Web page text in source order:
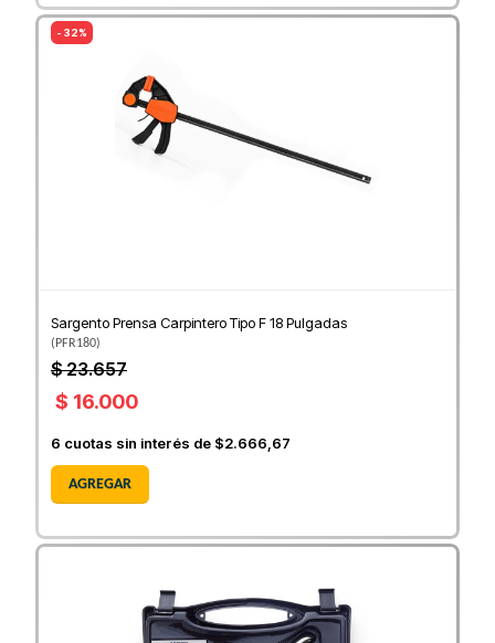
- 32%
Sargento Prensa Carpintero Tipo F 18 Pulgadas
(PFR180)
$ 23.657
$ 16.000
6 cuotas sin interés de $2.666,67
AGREGAR